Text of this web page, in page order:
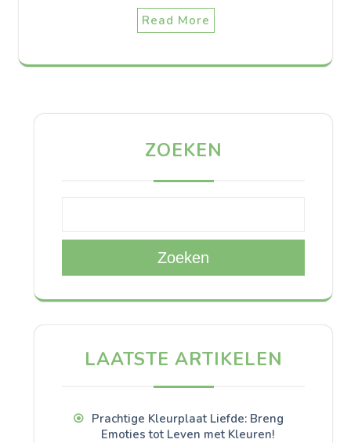
Read More
ZOEKEN
Zoeken
LAATSTE ARTIKELEN
Prachtige Kleurplaat Liefde: Breng
Emoties tot Leven met Kleuren!